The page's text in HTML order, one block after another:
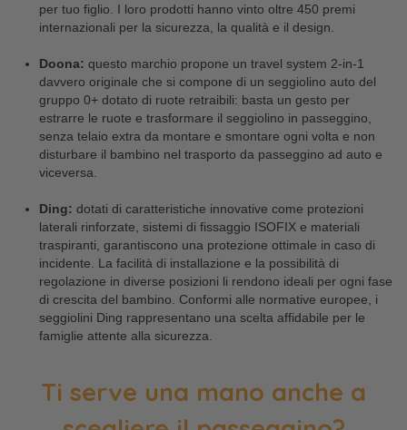
per tuo figlio. I loro prodotti hanno vinto oltre 450 premi
internazionali per la sicurezza, la qualità e il design.
Doona: questo marchio propone un travel system 2-in-1
davvero originale che si compone di un seggiolino auto del
gruppo 0+ dotato di ruote retraibili: basta un gesto per
estrarre le ruote e trasformare il seggiolino in passeggino,
senza telaio extra da montare e smontare ogni volta e non
disturbare il bambino nel trasporto da passeggino ad auto e
viceversa.
Ding: dotati di caratteristiche innovative come protezioni
laterali rinforzate, sistemi di fissaggio ISOFIX e materiali
traspiranti, garantiscono una protezione ottimale in caso di
incidente. La facilità di installazione e la possibilità di
regolazione in diverse posizioni li rendono ideali per ogni fase
di crescita del bambino. Conformi alle normative europee, i
seggiolini Ding rappresentano una scelta affidabile per le
famiglie attente alla sicurezza.
Ti serve una mano anche a